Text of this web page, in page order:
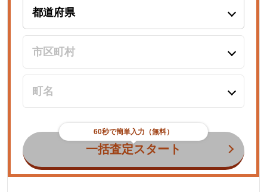
60秒で簡単入力（無料）
一括査定スタート